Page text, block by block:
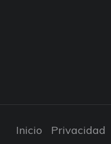
Inicio Privacidad